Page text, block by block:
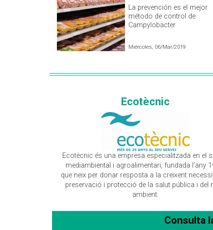
La prevención es el mejor
método de control de
Campylobacter
Miércoles, 06/Mar/2019
Ecotècnic
Ecotècnic és una empresa especialitzada en el
mediambiental i agroalimentari, fundada l’any
que neix per donar resposta a la creixent
preservació i protecció de la salut pública i del
ambient.
Consulta